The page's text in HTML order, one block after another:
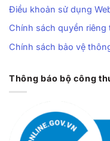
Điều khoản sử dụng
Chính sách quyền riêng
Chính sách bảo vệ
Thông báo bộ công